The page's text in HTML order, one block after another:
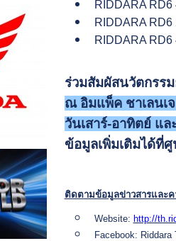
RIDDARA
RIDDARA
RIDDARA
ร่วมสัมผัสนวัตกรร
ณ อิมแพ็ค ชาเลนเ
วันเสาร์-อาทิตย์ แ
ข้อมูลเพิ่มเติมได้ที่
ติดตามข้อมูลข่าวสารและค
Website: http://
Facebook: Riddara